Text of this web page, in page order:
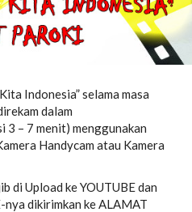
Indonesia” selama masa
dalam
3 – 7 menit) menggunakan
Handycam atau Kamera
di Upload ke YOUTUBE dan
dikirimkan ke ALAMAT